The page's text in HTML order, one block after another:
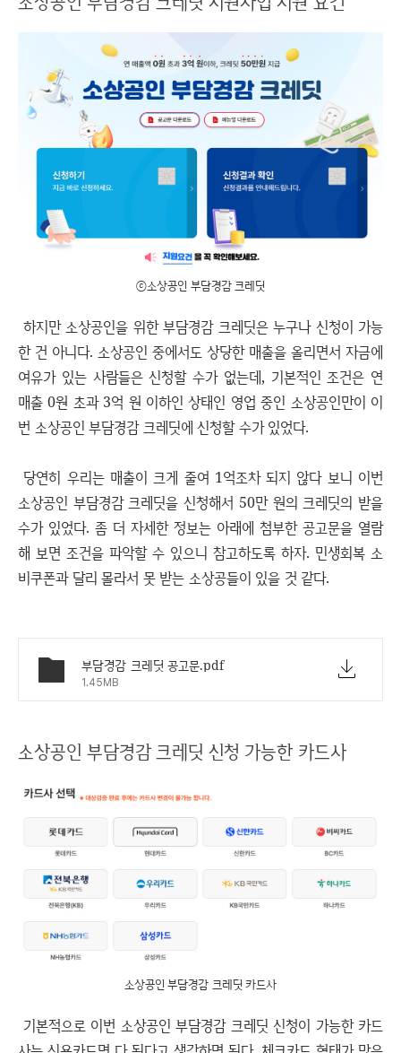
ⓒ소상공인 부담경감 크레딧
하지만 소상공인을 위한 부담경감 크레딧은 누구나 신청이 가능
한 건 아니다. 소상공인 중에서도 상당한 매출을 올리면서 자금에
여유가 있는 사람들은 신청할 수가 없는데, 기본적인 조건은 연
매출 0원 초과 3억 원 이하인 상태인 영업 중인 소상공인만이 이
번 소상공인 부담경감 크레딧에 신청할 수가 있었다.
당연히 우리는 매출이 크게 줄여 1억조차 되지 않다 보니 이번
소상공인 부담경감 크레딧을 신청해서 50만 원의 크레딧의 받을
수가 있었다. 좀 더 자세한 정보는 아래에 첨부한 공고문을 열람
해 보면 조건을 파악할 수 있으니 참고하도록 하자. 민생회복 소
비쿠폰과 달리 몰라서 못 받는 소상공들이 있을 것 같다.
부담경감 크레딧 공고문.pdf
1.45MB
소상공인 부담경감 크레딧 신청 가능한 카드사
소상공인 부담경감 크레딧 카드사
기본적으로 이번 소상공인 부담경감 크레딧 신청이 가능한 카드